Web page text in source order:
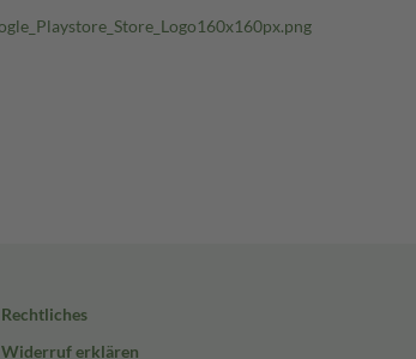
Rechtliches
Widerruf erklären